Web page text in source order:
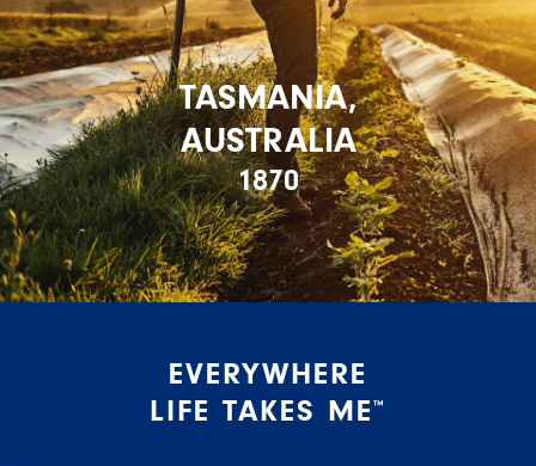
TASMANIA,
AUSTRALIA
1870
EVERYWHERE
LIFE TAKES ME ™